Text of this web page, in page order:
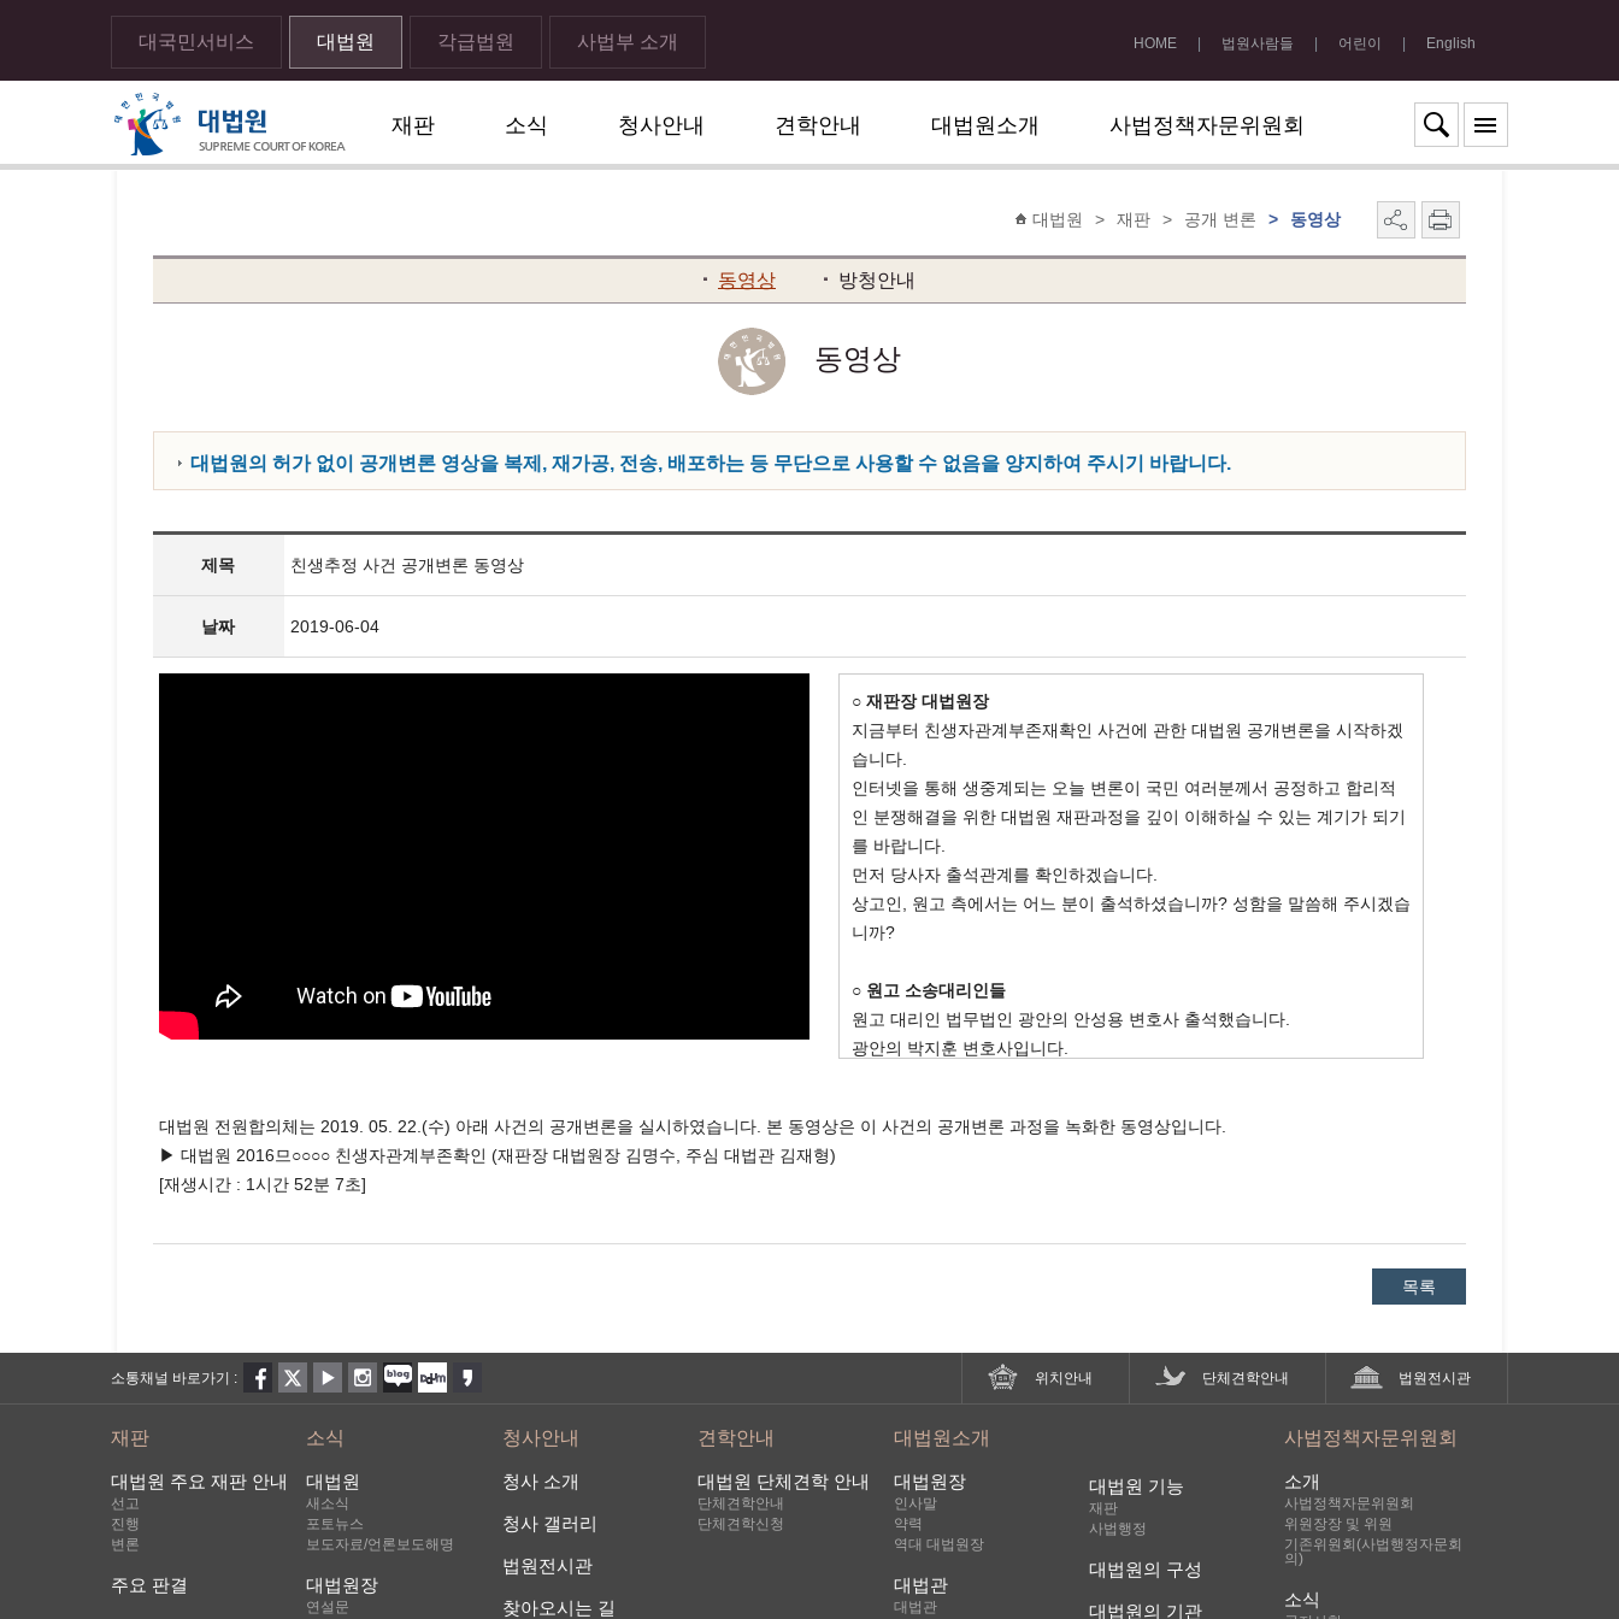
대국민서비스 대법원 각급법원 사법부 소개 HOME 법원사람들 어린이 English
재판 소식 청사안내 견학안내 대법원소개 사법정책자문위원회
메뉴전체보기
대법원 > 재판 > 공개 변론 > 동영상
동영상 방청안내
동영상
대법원의 허가 없이 공개변론 영상을 복제, 재가공, 전송, 배포하는 등 무단으로 사용할 수 없음을 양지하여 주시기 바랍니다.
제목 친생추정 사건 공개변론 동영상
날짜 2019-06-04
○ 재판장 대법원장
지금부터 친생자관계부존재확인 사건에 관한 대법원 공개변론을 시작하겠
습니다.
인터넷을 통해 생중계되는 오늘 변론이 국민 여러분께서 공정하고 합리적
인 분쟁해결을 위한 대법원 재판과정을 깊이 이해하실 수 있는 계기가 되기
를 바랍니다.
먼저 당사자 출석관계를 확인하겠습니다.
상고인, 원고 측에서는 어느 분이 출석하셨습니까? 성함을 말씀해 주시겠습
니까?
○ 원고 소송대리인들
원고 대리인 법무법인 광안의 안성용 변호사 출석했습니다.
광안의 박지훈 변호사입니다.
○ 피고들 소송대리인
오늘 변론에서 다룰 쟁점은, 아내가 혼인 중에 임신한 자녀를 남편의 자녀로
추정하고 있는 친생추정 규정이 미치는 범위를 어디까지로 볼 수 있는지에
이 사건에서 원고와 법률상 혼인관계에 있던 여성은 원고의 동의를 얻어 제
3자의 정자로 인공수정을 하여 임신하는 등으로 원고와는 혈연관계가 없는
피고들을 출산하였습니다. 그 후 원고는 그 여성과 이혼하였고, 피고들을 상
대로 친생자관계가 존재하지 않는다는 확인을 구하는 이 사건 소를 제기하
원심은 제3자의 정자를 사용한 인공수정이라고 하더라도 원고가 동의한 이
대법원 전원합의체는 2019. 05. 22.(수) 아래 사건의 공개변론을 실시하였습니다. 본 동영상은 이 사건의 공개변론 과정을 녹화한 동영상입니다.
▶ 대법원 2016므○○○○ 친생자관계부존확인 (재판장 대법원장 김명수, 주심 대법관 김재형)
[재생시간 : 1시간 52분 7초]
목록
소통채널 바로가기 : 위치안내 단체견학안내 법원전시관
재판
대법원 주요 재판 안내
선고
진행
변론
주요 판결
소식
대법원
새소식
포토뉴스
보도자료/언론보도해명
대법원장
연설문
청사안내
청사 소개
청사 갤러리
법원전시관
찾아오시는 길
견학안내
대법원 단체견학 안내
단체견학안내
단체견학신청
대법원소개
대법원장
인사말
약력
역대 대법원장
대법관
대법관
대법원 기능
재판
사법행정
대법원의 구성
대법원의 기관
사법정책자문위원회
소개
사법정책자문위원회
위원장장 및 위원
기존위원회(사법행정자문회
의)
소식